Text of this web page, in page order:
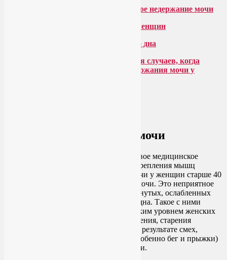
Стрессовое недержание мочи
Йога в лечении недержания мочи у женщин
Йога для укрепления мышц тазового дна
Мои рекомендации практике йоги для случаев, когда
необходимо лечение стрессового недержания мочи у
Стрессовое недержание мочи
Так что совсем не удивительно, что новое медицинское
исследование рекомендует йогу для укрепления мышц
тазового дна и лечения недержания мочи у женщин старше 40
лет, которые страдают от недержания мочи. Это неприятное
явление часто возникает на фоне растянутых, ослабленных
или слишком жестких мышц тазового дна. Такое с ними
может случиться в связи с родами, низким уровнем женских
половых гормонов, как результат ожирения, старения
организма или по другим причинам. В результате смех,
кашель, чихание, аэробные нагрузи (особенно бег и прыжки)
вызывают непроизвольные утечки мочи.